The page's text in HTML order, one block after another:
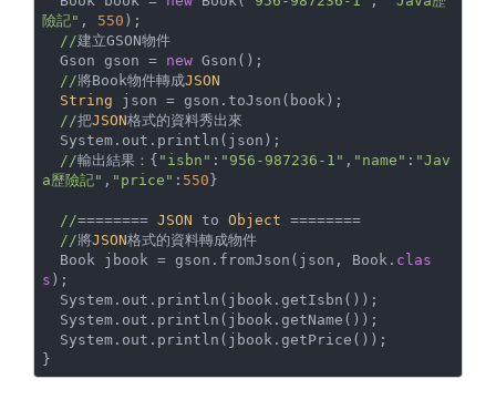
險記" , 550 );
//建立GSON物件
  Gson gson =
new Gson();
//將Book物件轉成JSON
String json = gson.toJson(book);
//把JSON格式的資料秀出來
//輸出結果：{ "isbn" : "956-987236-1" , "name" : "Jav
a歷險記" , "price" : 550 }
//======== JSON to Object ========
//將JSON格式的資料轉成物件
  Book jbook = gson.fromJson(json, Book.
clas
s );
}